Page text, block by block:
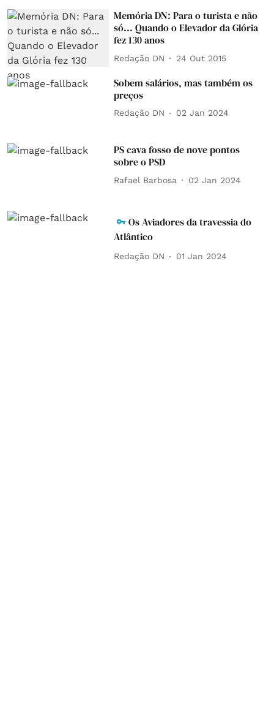
Memória DN: Para o turista e não
só... Quando o Elevador da Glória
fez 130 anos
Redação DN 24 Out 2015
Sobem salários, mas também os
preços
Redação DN 02 Jan 2024
PS cava fosso de nove pontos
sobre o PSD
Rafael Barbosa 02 Jan 2024
Os Aviadores da travessia do
Atlântico
Redação DN 01 Jan 2024